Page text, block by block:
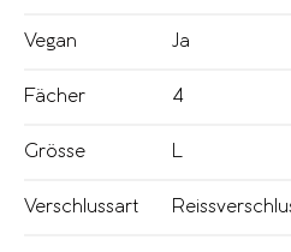
Vegan Ja
Fächer 4
Grösse L
Verschlussart